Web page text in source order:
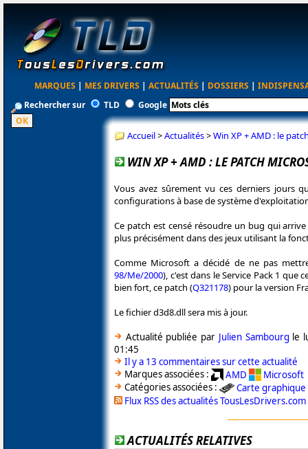
MARQUES | MES DRIVERS | ACTUALITÉS | DOSSIERS |
Rechercher sur
TLD Google
Accueil>Actualités>Win XP + AMD : le
WIN XP + AMD : LE PATCH
Vous avez sûrement vu ces derniers jours
configurations à base de système
Ce patch est censé résoudre un bug qui
plus précisément dans des jeux utilisant la
Comme Microsoft a décidé de ne pas
98/Me/2000), c'est dans le Service Pack 1 que
bien fort, ce patch (Q321178) pour la version
Le fichier d3d8.dll sera mis à jour.
Actualité publiée par Julien Sambourg le
01:45
Il y a 13 commentaires sur cette actualité
Marques associées :
AMD
Microsoft
Catégories associées :
Carte graphique
Flux RSS des actualités TousLesDrivers.com
ACTUALITÉS RELATIVES